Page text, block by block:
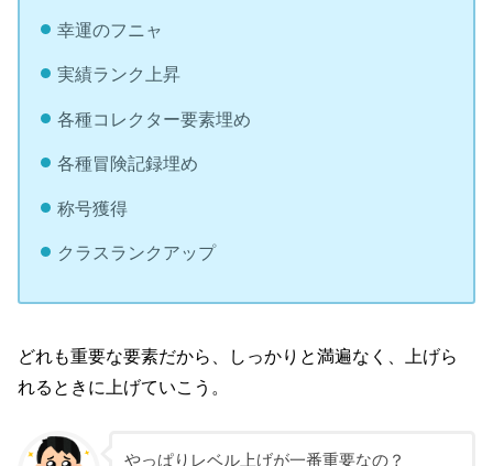
幸運のフニャ
実績ランク上昇
各種コレクター要素埋め
各種冒険記録埋め
称号獲得
クラスランクアップ
どれも重要な要素だから、しっかりと満遍なく、上げら
れるときに上げていこう。
やっぱりレベル上げが一番重要なの？